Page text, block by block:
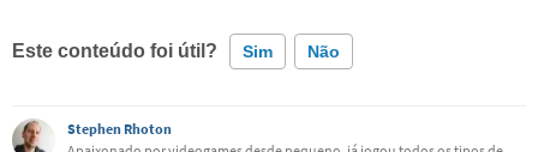
Este conteúdo foi útil? Sim Não
Este conteúdo contém informação incorreta
Stephen Rhoton